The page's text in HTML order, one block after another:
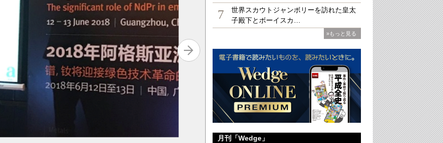
7
世界スカウトジャンボリーを訪れた皇太
子殿下とボーイスカ…
»もっと見る
月刊「Wedge」